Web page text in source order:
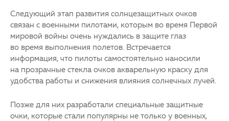
Следующий этап развития солнцезащитных очков
связан с военными пилотами, которым во время Первой
мировой войны очень нуждались в защите глаз
во время выполнения полетов. Встречается
информация, что пилоты самостоятельно наносили
на прозрачные стекла очков акварельную краску для
удобства работы и снижения влияния солнечных лучей.
Позже для них разработали специальные защитные
очки, которые стали популярны не только у военных,